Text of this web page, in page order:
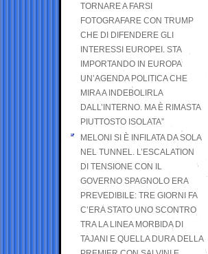
TORNARE A FARSI
FOTOGRAFARE CON TRUMP
CHE DI DIFENDERE GLI
INTERESSI EUROPEI. STA
IMPORTANDO IN EUROPA
UN’AGENDA POLITICA CHE
MIRA A INDEBOLIRLA
DALL’INTERNO. MA È RIMASTA
PIUTTOSTO ISOLATA”
MELONI SI È INFILATA DA SOLA
NEL TUNNEL. L’ESCALATION
DI TENSIONE CON IL
GOVERNO SPAGNOLO ERA
PREVEDIBILE: TRE GIORNI FA
C’ERA STATO UNO SCONTRO
TRA LA LINEA MORBIDA DI
TAJANI E QUELLA DURA DELLA